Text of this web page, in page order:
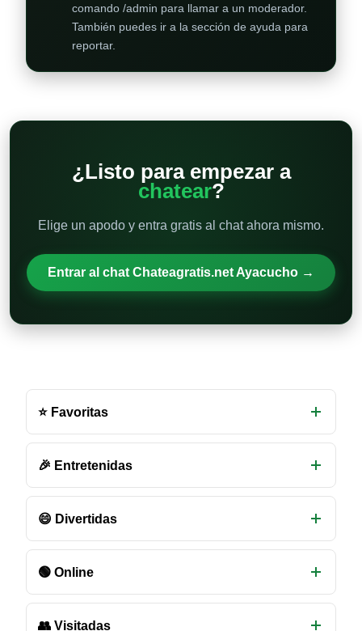
comando /admin para llamar a un moderador.
También puedes ir a la sección de ayuda para
reportar.
¿Listo para empezar a
chatear?
Elige un apodo y entra gratis al chat ahora mismo.
Entrar al chat Chateagratis.net Ayacucho →
de
chat
disponibles
⭐ Favoritas
🎉 Entretenidas
😄 Divertidas
🟢 Online
👥 Visitadas